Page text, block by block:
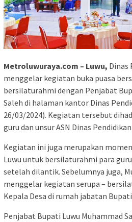
Metroluwuraya.com – Luwu, Dinas
menggelar kegiatan buka puasa
bersilaturahmi dengan Penjabat
Saleh di halaman kantor Dinas
26/03/2024). Kegiatan tersebut
guru dan unsur ASN Dinas
Kegiatan ini juga merupakan
Luwu untuk bersilaturahmi para
setelah dilantik. Sebelumnya juga,
menggelar kegiatan serupa –
Kepala Desa di rumah jabatan
Penjabat Bupati Luwu Muhammad